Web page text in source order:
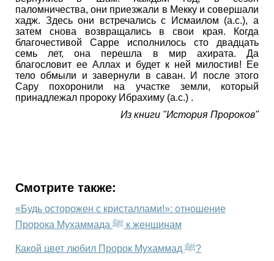
паломничества, они приезжали в Мекку и совершали
хадж. Здесь они встречались с Исмаилом (а.с.), а
затем снова возвращались в свои края. Когда
благочестивой Сарре исполнилось сто двадцать
семь лет, она перешла в мир ахирата. Да
благословит ее Аллах и будет к ней милостив! Ее
тело обмыли и завернули в саван. И после этого
Сару похоронили на участке земли, который
принадлежал пророку Ибрахиму (а.с.) .
Из книги "История Пророков"
Смотрите также:
«Будь осторожен с кристаллами!»: отношение
Пророка Мухаммада ﷺ к женщинам
Какой цвет любил Пророк Мухаммад ﷺ?